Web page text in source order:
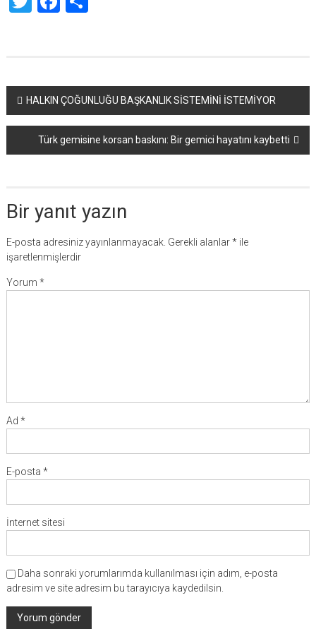
Yazı
dolaşımı
HALKIN ÇOĞUNLUĞU BAŞKANLIK SİSTEMİNİ İSTEMİYOR
Türk gemisine korsan baskını: Bir gemici hayatını kaybetti
Bir yanıt yazın
E-posta adresiniz yayınlanmayacak. Gerekli alanlar*ile
işaretlenmişlerdir
Yorum *
Ad *
E-posta *
İnternet sitesi
Daha sonraki yorumlarımda kullanılması için adım, e-posta
adresim ve site adresim bu tarayıcıya kaydedilsin.